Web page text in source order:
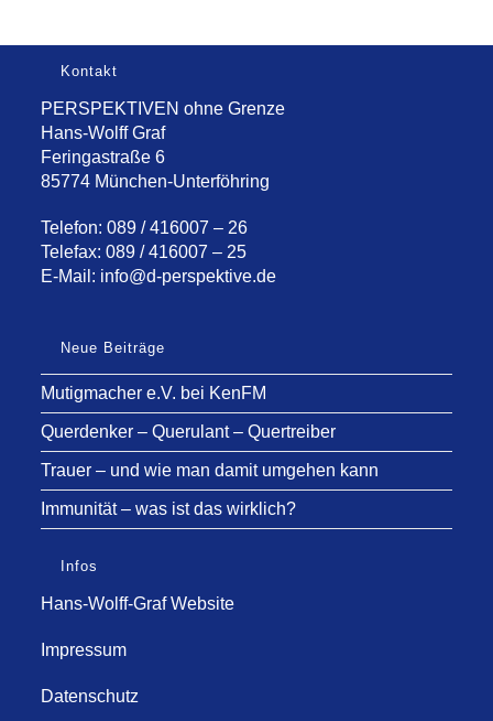
Kontakt
PERSPEKTIVEN ohne Grenze
Hans-Wolff Graf
Feringastraße 6
85774 München-Unterföhring
Telefon: 089 / 416007 – 26
Telefax: 089 / 416007 – 25
E-Mail: info@d-perspektive.de
Neue Beiträge
Mutigmacher e.V. bei KenFM
Querdenker – Querulant – Quertreiber
Trauer – und wie man damit umgehen kann
Immunität – was ist das wirklich?
Infos
Hans-Wolff-Graf Website
Impressum
Datenschutz